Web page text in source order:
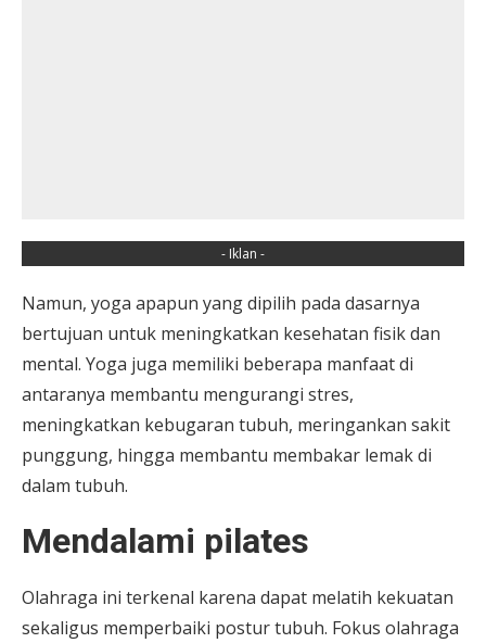
- Iklan -
Namun, yoga apapun yang dipilih pada dasarnya
bertujuan untuk meningkatkan kesehatan fisik dan
mental. Yoga juga memiliki beberapa manfaat di
antaranya membantu mengurangi stres,
meningkatkan kebugaran tubuh, meringankan sakit
punggung, hingga membantu membakar lemak di
dalam tubuh.
Mendalami pilates
Olahraga ini terkenal karena dapat melatih kekuatan
sekaligus memperbaiki postur tubuh. Fokus olahraga